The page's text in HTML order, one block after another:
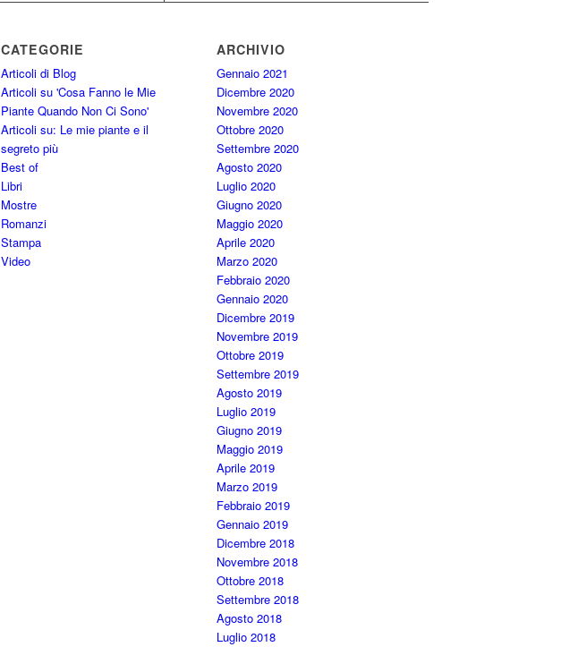
CATEGORIE
Articoli di Blog
Articoli su 'Cosa Fanno le Mie
Piante Quando Non Ci Sono'
Articoli su: Le mie piante e il
segreto più
Best of
Libri
Mostre
Romanzi
Stampa
Video
ARCHIVIO
Gennaio 2021
Dicembre 2020
Novembre 2020
Ottobre 2020
Settembre 2020
Agosto 2020
Luglio 2020
Giugno 2020
Maggio 2020
Aprile 2020
Marzo 2020
Febbraio 2020
Gennaio 2020
Dicembre 2019
Novembre 2019
Ottobre 2019
Settembre 2019
Agosto 2019
Luglio 2019
Giugno 2019
Maggio 2019
Aprile 2019
Marzo 2019
Febbraio 2019
Gennaio 2019
Dicembre 2018
Novembre 2018
Ottobre 2018
Settembre 2018
Agosto 2018
Luglio 2018